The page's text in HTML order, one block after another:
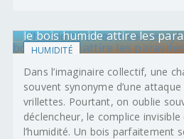
HUMIDITÉ
le bois humide attire les
Dans l’imaginaire collectif, une
souvent synonyme d’une
vrillettes. Pourtant, on oublie
déclencheur, le complice invisible
l’humidité. Un bois parfaitement